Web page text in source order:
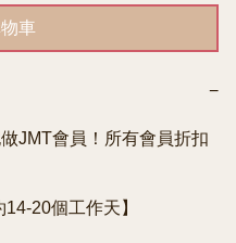
車
−
JMT會員！所有會員折扣
20個工作天】